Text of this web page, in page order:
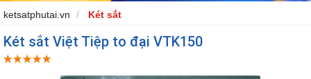
ketsatphutai.vn Két sắt
Két sắt Việt Tiệp to đại VTK150